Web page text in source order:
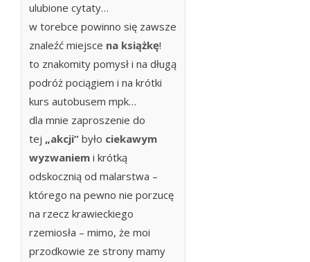
ulubione cytaty…
w torebce powinno się zawsze
znaleźć miejsce na książkę!
to znakomity pomysł i na długą
podróż pociągiem i na krótki
kurs autobusem mpk…
dla mnie zaproszenie do
tej „akcji” było ciekawym
wyzwaniem i krótką
odskocznią od malarstwa –
którego na pewno nie porzucę
na rzecz krawieckiego
rzemiosła – mimo, że moi
przodkowie ze strony mamy